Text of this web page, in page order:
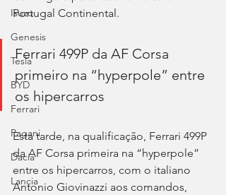
Isuzu
Genesis
Tesla
BYD
Ferrari
Pagani
Dacia
Lancia
Portugal Continental.
Ferrari 499P da AF Corsa
primeiro na “hyperpole” entre
os hipercarros
Esta tarde, na qualificação, Ferrari 499P
da AF Corsa primeira na “hyperpole”
entre os hipercarros, com o italiano
Antonio Giovinazzi aos comandos,